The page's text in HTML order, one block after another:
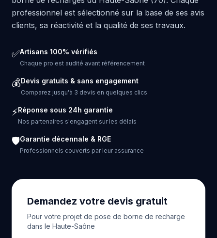
professionnel est sélectionné sur la base de ses avis
clients, sa réactivité et la qualité de ses travaux.
✅Artisans 100% vérifiés
Chaque pro est audité avant référencement
💰Devis gratuits & sans engagement
Comparez jusqu'à 3 devis en quelques clics
⚡Réponse sous 24h garantie
Nos partenaires s'engagent sur les délais
🛡️Garantie décennale & RGE
Professionnels couverts par leur assurance
Demandez votre devis gratuit
Pour votre projet de pose de borne de recharge
dans le Haute-Saône